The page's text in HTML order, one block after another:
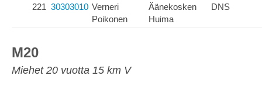
221 30303010 Verneri
Poikonen
Äänekosken
Huima
DNS
M20
Miehet 20 vuotta 15 km V